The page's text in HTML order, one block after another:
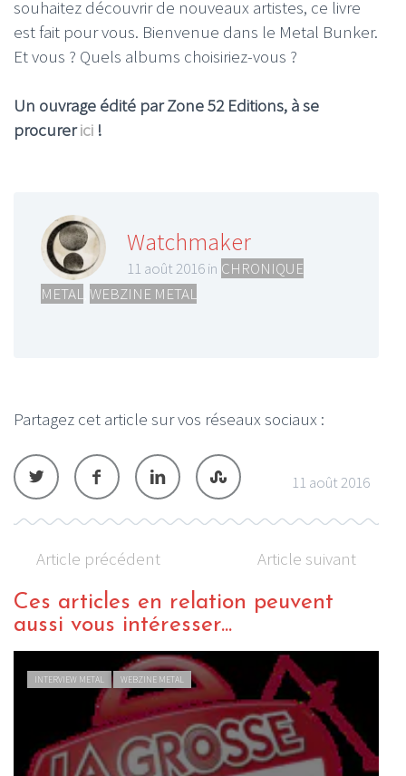
souhaitez découvrir de nouveaux artistes, ce livre
est fait pour vous. Bienvenue dans le Metal Bunker.
Et vous ? Quels albums choisiriez-vous ?
Un ouvrage édité par Zone 52 Editions, à se
procurerici !
Watchmaker
11 août 2016 in CHRONIQUE
METAL WEBZINE METAL
Partagez cet article sur vos réseaux sociaux :
11 août 2016
Article précédent Article suivant
Ces articles en relation peuvent
aussi vous intéresser...
INTERVIEW METAL WEBZINE METAL